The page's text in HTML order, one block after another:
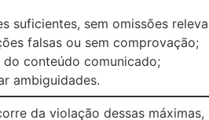
suficientes, sem omissões
falsas ou sem comprovação;
conteúdo comunicado;
ambiguidades.
da violação dessas